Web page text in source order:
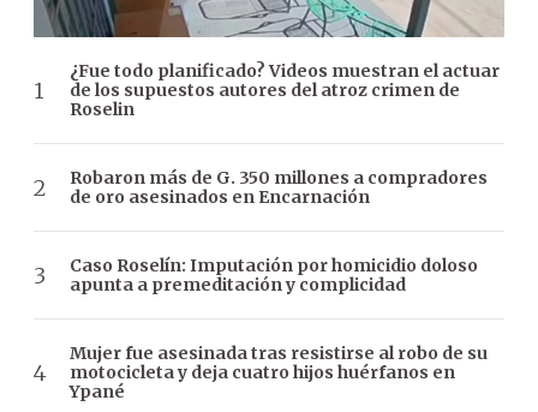
¿Fue todo planificado? Videos muestran el actuar
de los supuestos autores del atroz crimen de
Roselin
Robaron más de G. 350 millones a compradores
de oro asesinados en Encarnación
Caso Roselín: Imputación por homicidio doloso
apunta a premeditación y complicidad
Mujer fue asesinada tras resistirse al robo de su
motocicleta y deja cuatro hijos huérfanos en
Ypané